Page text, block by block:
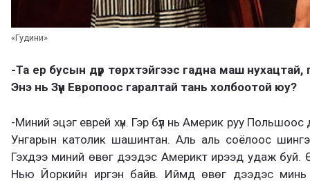
«Гудини»
-Та ер бусын дүр төрхтэйгээс гадна маш нухацтай,
Энэ нь Зүүн Европоос гаралтай тань холбоотой юу?
-Миний эцэг еврей хүн. Гэр бүл нь Америк руу
Унгарын католик шашинтан. Аль аль соёлоос
Гэхдээ миний өвөг дээдэс Америкт ирээд удаж
Нью Йоркийн иргэн байв. Иймд өвөг дээдэс минь